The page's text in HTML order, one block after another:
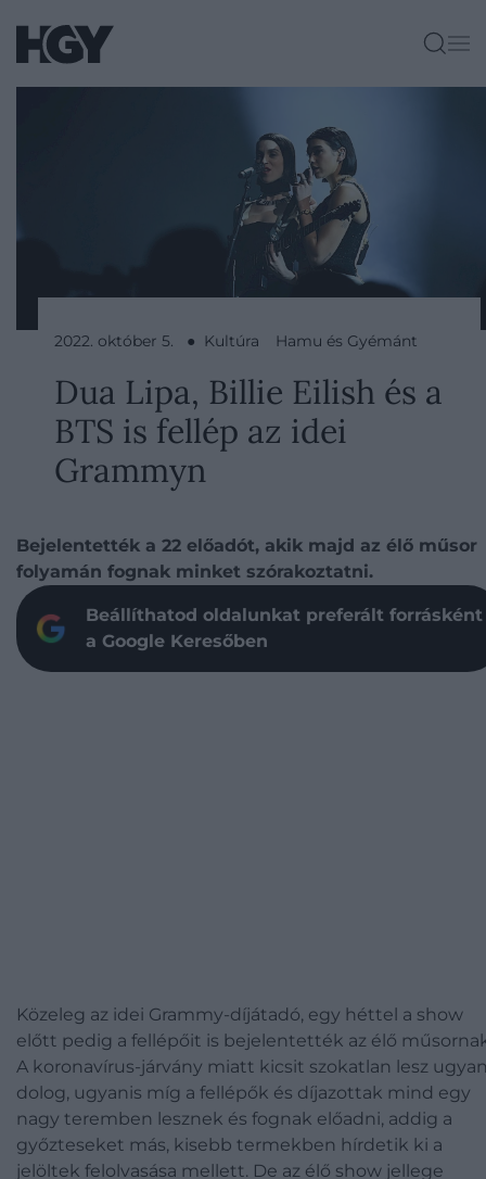
2022. október 5. ● Kultúra Hamu és Gyémánt
Dua Lipa, Billie Eilish és a
BTS is fellép az idei
Grammyn
Bejelentették a 22 előadót, akik majd az élő műsor
folyamán fognak minket szórakoztatni.
Beállíthatod oldalunkat preferált forrásként
a Google Keresőben
Közeleg az idei Grammy-díjátadó, egy héttel a show
előtt pedig a fellépőit is bejelentették az élő
A koronavírus-járvány miatt kicsit szokatlan lesz
dolog, ugyanis míg a fellépők és díjazottak mind egy
nagy teremben lesznek és fognak előadni, addig a
győzteseket más, kisebb termekben hírdetik ki a
jelöltek felolvasása mellett. De az élő show jellege